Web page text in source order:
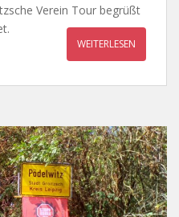
Verein Tour begrüßt
WEITERLESEN